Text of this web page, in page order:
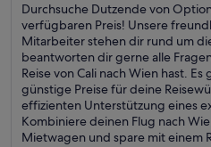
Durchsuche Dutzende von
verfügbaren Preis! Unsere
Mitarbeiter stehen dir rund um
beantworten dir gerne alle
Reise von Cali nach Wien hast.
günstige Preise für deine
effizienten Unterstützung eines
Kombiniere deinen Flug nach
Mietwagen und spare mit einem